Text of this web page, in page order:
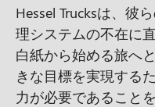
Hessel Trucksは、彼
理システムの不在に
白紙から始める旅へ
きな目標を実現する
力が必要であること